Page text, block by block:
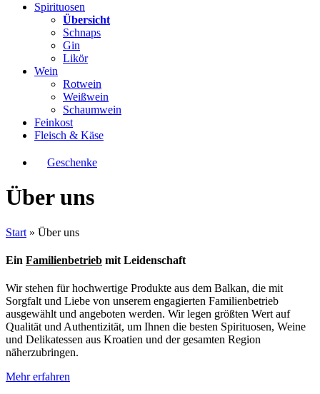
Spirituosen
Übersicht
Schnaps
Gin
Likör
Wein
Rotwein
Weißwein
Schaumwein
Feinkost
Fleisch & Käse
Geschenke
Über uns
Start » Über uns
Ein Familienbetrieb mit Leidenschaft
Wir stehen für hochwertige Produkte aus dem Balkan, die mit
Sorgfalt und Liebe von unserem engagierten Familienbetrieb
ausgewählt und angeboten werden. Wir legen größten Wert auf
Qualität und Authentizität, um Ihnen die besten Spirituosen, Weine
und Delikatessen aus Kroatien und der gesamten Region
näherzubringen.
Mehr erfahren